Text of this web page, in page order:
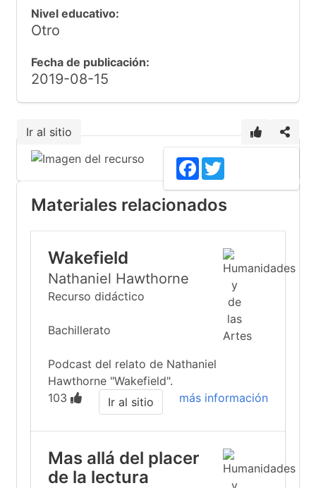
Nivel educativo:
Otro
Fecha de publicación:
2019-08-15
Ir al sitio
Facebook
Materiales relacionados
Wakefield
Nathaniel Hawthorne
Recurso didáctico
Bachillerato
Podcast del relato de Nathaniel
Hawthorne "Wakefield".
103
más información
Ir al sitio
Mas allá del placer
de la lectura